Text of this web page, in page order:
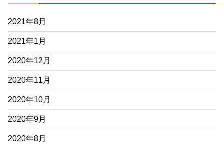
2021年8月
2021年1月
2020年12月
2020年11月
2020年10月
2020年9月
2020年8月